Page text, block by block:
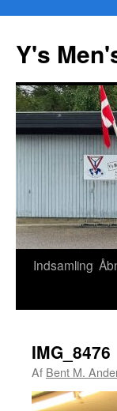
Y's
Hop
Indsamling
IMG_8476
Af Bent M.